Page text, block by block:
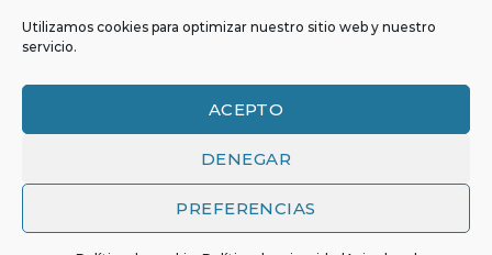
Utilizamos cookies para optimizar nuestro sitio web y nuestro
servicio.
ACEPTO
DENEGAR
PREFERENCIAS
Política de privacidad
intelectual e industrial de este sitio web, y es también titular o tiene la
correspondiente licencia sobre los derechos de propiedad intelectual,